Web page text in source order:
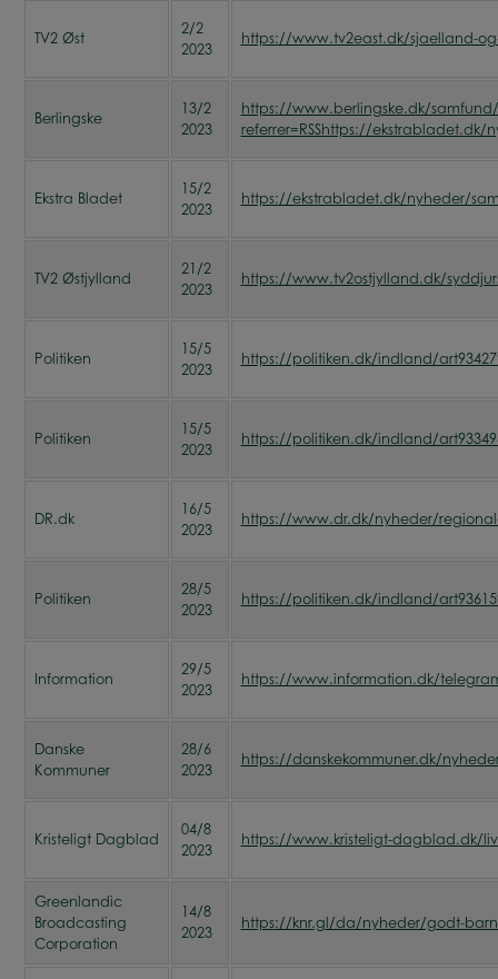
TV2 Øst
2/2
2023
https://www.tv2east.dk/sjaelland-
Berlingske
13/2
2023
https://www.berlingske.dk/
referrer=RSShttps://
Ekstra Bladet
15/2
2023
https://ekstrabladet.dk/nyheder/
TV2 Østjylland
21/2
2023
https://www.tv2ostjylland.dk/
Politiken
15/5
2023
https://politiken.dk/indland/
Politiken
15/5
2023
https://politiken.dk/indland/
DR.dk
16/5
2023
https://www.dr.dk/nyheder/
Politiken
28/5
2023
https://politiken.dk/indland/
Information
29/5
2023
https://www.information.dk/
Danske
Kommuner
28/6
2023
https://danskekommuner.dk/
Kristeligt Dagblad
04/8
2023
https://www.kristeligt-dagblad.dk/
Greenlandic
Broadcasting
Corporation
14/8
2023
https://knr.gl/da/nyheder/godt-